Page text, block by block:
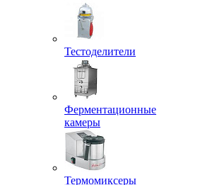
Тестоделители
Ферментационные
камеры
Термомиксеры